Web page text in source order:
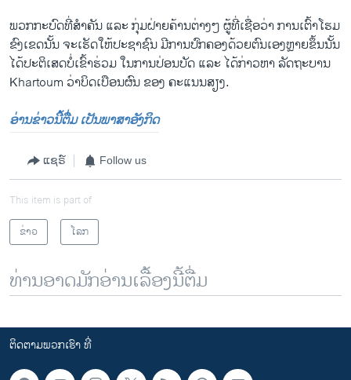
ພວກກະບົດທີ່ສຳຄັນ ແລະ ກຸ່ມຝ່າຍຄ້ານຕ່າງໆ ຜູ້ທີ່ເຊື່ອວ່າ ການເຕົ້າໂຮມ
ຂົງເຂດນັ້ນ ຈະເຮັດໃຫ້ປະຊາຊົນ ມີການປົກຄອງດ້ວຍຕົນເອງຫຼາຍຂຶ້ນນັ້ນ
ໄດ້ປະຕິເສດບໍ່ເຂົ້າຮ່ວມ ໃນການປ່ອນບັດ ແລະ ໄດ້ກ່າວຫາ ລັດຖະບານ
Khartoum ວ່າບິດເບືອນຜົນ ຂອງ ຄະແນນສຽງ.
ອ່ານຂ່າວນີ້ຕື່ມ ເປັນພາສາອັງກິດ
ແຊຣ໌ Follow us
This item is part of
ຂ່າວ
ໂລກ
ທ່ານອາດມັກອ່ານເລື້ອງນີ້ຕື່ມ
ຕິດຕາມພວກເຮົາ ທີ່